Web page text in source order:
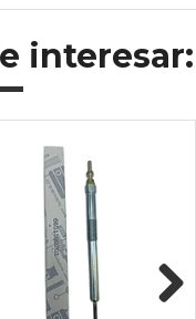
interesar: